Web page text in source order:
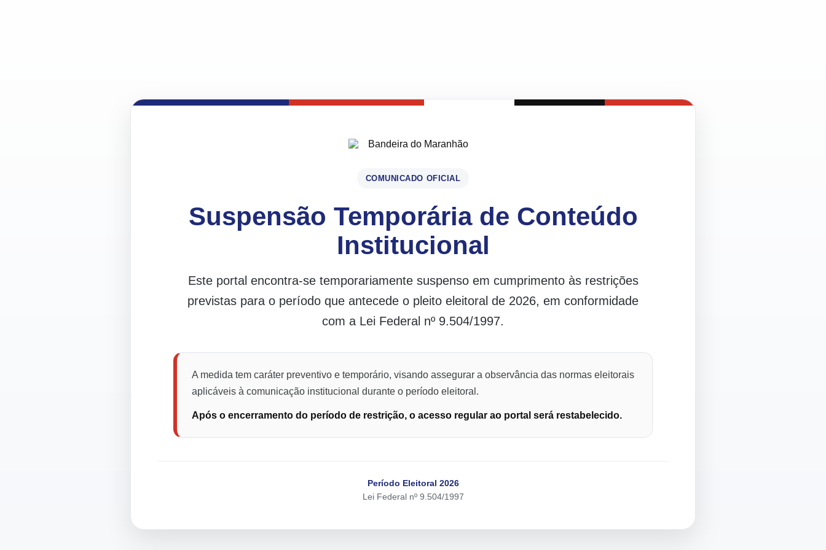
COMUNICADO OFICIAL
Suspensão Temporária de Conteúdo
Institucional
Este portal encontra-se temporariamente suspenso em cumprimento às restrições
previstas para o período que antecede o pleito eleitoral de 2026, em conformidade
com a Lei Federal nº 9.504/1997.
A medida tem caráter preventivo e temporário, visando assegurar a observância das normas eleitorais
aplicáveis à comunicação institucional durante o período eleitoral.
Após o encerramento do período de restrição, o acesso regular ao portal será restabelecido.
Período Eleitoral 2026
Lei Federal nº 9.504/1997